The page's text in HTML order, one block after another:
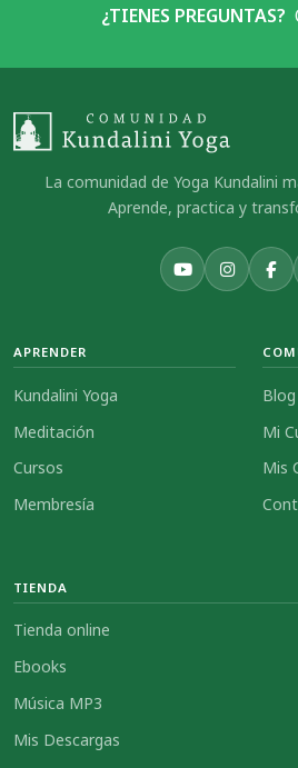
¿TIENES PREGUNTAS?
La comunidad de Yoga Kundalini
Aprende, practica y
APRENDER
Kundalini Yoga
Meditación
Cursos
Membresía
Blog
Mi
Mis
TIENDA
Tienda online
Ebooks
Música MP3
Mis Descargas